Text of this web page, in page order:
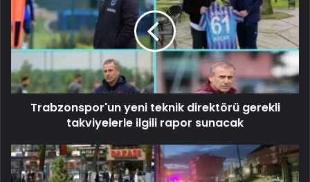
Trabzonspor'un yeni teknik direktörü gerekli
takviyelerle ilgili rapor sunacak